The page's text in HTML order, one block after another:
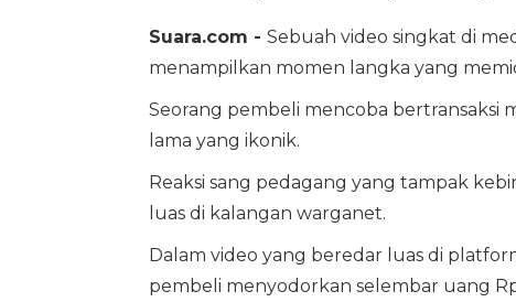
Suara.com - Sebuah video singkat di
menampilkan momen langka yang
Seorang pembeli mencoba bertransaksi
lama yang ikonik.
Reaksi sang pedagang yang tampak
luas di kalangan warganet.
Dalam video yang beredar luas di
pembeli menyodorkan selembar uang